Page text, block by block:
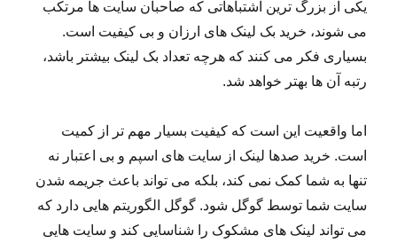
یکی از بزرگ ترین اشتباهاتی که صاحبان سایت ها مرتکب
می شوند، خرید بک لینک های ارزان و بی کیفیت است.
بسیاری فکر می کنند که هرچه تعداد بک لینک بیشتر باشد،
رتبه آن ها بهتر خواهد شد.
اما واقعیت این است که کیفیت بسیار مهم تر از کمیت
است. خرید صدها لینک از سایت های اسپم و بی اعتبار نه
تنها به شما کمک نمی کند، بلکه می تواند باعث جریمه شدن
سایت شما توسط گوگل شود. گوگل الگوریتم هایی دارد که
می تواند لینک های مشکوک را شناسایی کند و سایت هایی